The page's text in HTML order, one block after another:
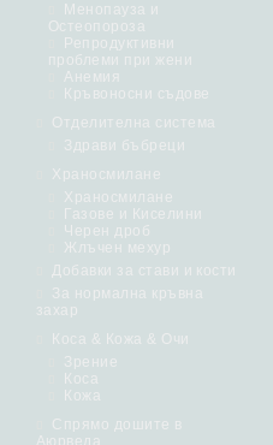
Менопауза и
Остеопороза
Репродуктивни
проблеми при жени
Анемия
Кръвоносни съдове
Отделителна система
Здрави бъбреци
Храносмилане
Храносмилане
Газове и Киселини
Черен дроб
Жлъчен мехур
Добавки за стави и кости
За нормална кръвна
захар
Коса & Кожа & Очи
Зрение
Коса
Кожа
Спрямо дошите в
Аюрведа